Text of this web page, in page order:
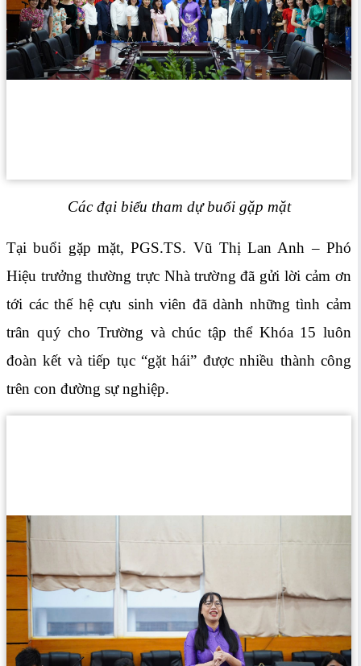
Các đại biểu tham dự buổi gặp mặt
Tại buổi gặp mặt, PGS.TS. Vũ Thị Lan Anh – Phó
Hiệu trưởng thường trực Nhà trường đã gửi lời cảm ơn
tới các thế hệ cựu sinh viên đã dành những tình cảm
trân quý cho Trường và chúc tập thể Khóa 15 luôn
đoàn kết và tiếp tục “gặt hái” được nhiều thành công
trên con đường sự nghiệp.